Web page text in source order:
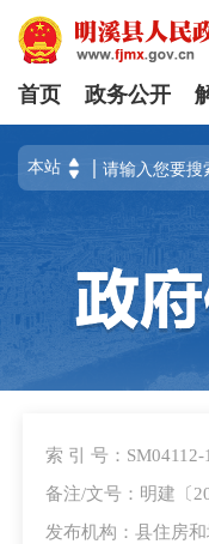
首页 政务公开
索 引 号：
备注/文号：明建〔
发布机构：县住房